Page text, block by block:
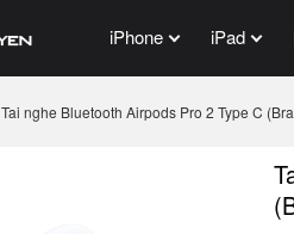
iPhone iPad
Tai nghe Bluetooth Airpods Pro 2 Type C